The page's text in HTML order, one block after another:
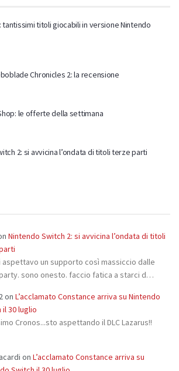
tantissimi titoli giocabili in versione Nintendo
Chronicles 2: la recensione
le offerte della settimana
2: si avvicina l’ondata di titoli terze parti
Nintendo Switch 2: si avvicina l’ondata di titoli
aspettavo un supporto così massiccio dalle
sono onesto. faccio fatica a starci d…
on L’acclamato Constance arriva su Nintendo
il 30 luglio
Cronos...sto aspettando il DLC Lazarus!!
on L’acclamato Constance arriva su